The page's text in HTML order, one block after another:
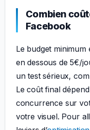
Combien
Facebook
Le budget minimum
en dessous de 5€/
un test sérieux,
Le coût final
concurrence sur
votre visuel. Pour